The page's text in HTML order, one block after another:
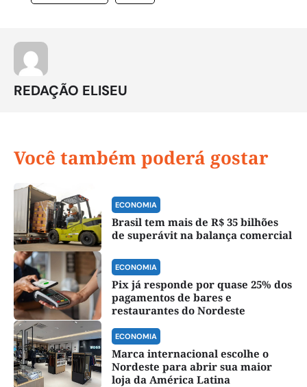
REDAÇÃO ELISEU
Você também poderá gostar
ECONOMIA
Brasil tem mais de R$ 35 bilhões
de superávit na balança comercial
ECONOMIA
Pix já responde por quase 25% dos
pagamentos de bares e
restaurantes do Nordeste
ECONOMIA
Marca internacional escolhe o
Nordeste para abrir sua maior
loja da América Latina